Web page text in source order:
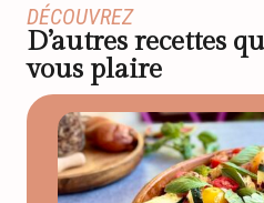
DÉCOUVREZ
D’autres recettes
vous plaire